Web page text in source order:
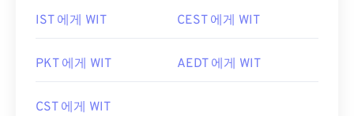
IST 에게 WIT CEST 에게 WIT
PKT 에게 WIT AEDT 에게 WIT
CST 에게 WIT